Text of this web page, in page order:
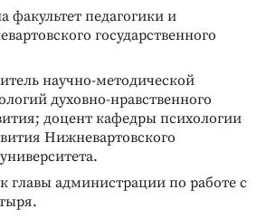
факультет педагогики и
государственного
научно-методической
духовно-нравственного
доцент кафедры психологии
Нижневартовского
главы администрации по работе с